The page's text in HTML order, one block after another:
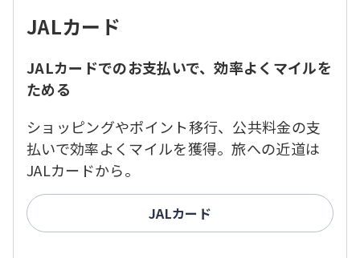
JALカード
JALカードでのお支払いで、効率よくマイルを
ためる
ショッピングやポイント移行、公共料金の支
払いで効率よくマイルを獲得。旅への近道は
JALカードから。
JALカード